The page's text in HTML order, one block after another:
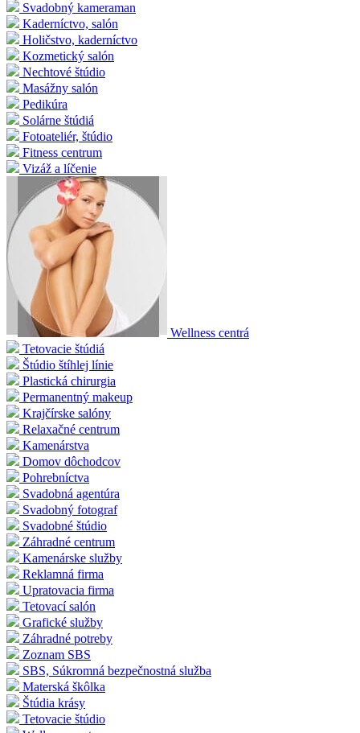
Svadobný kameraman
Kaderníctvo, salón
Holičstvo, kaderníctvo
Kozmetický salón
Nechtové štúdio
Masážny salón
Pedikúra
Solárne štúdiá
Fotoateliér, štúdio
Fitness centrum
Vizáž a líčenie
Wellness centrá
Tetovacie štúdiá
Štúdio štíhlej línie
Plastická chirurgia
Permanentný makeup
Krajčírske salóny
Relaxačné centrum
Kamenárstva
Domov dôchodcov
Pohrebníctva
Svadobná agentúra
Svadobný fotograf
Svadobné štúdio
Záhradné centrum
Kamenárske služby
Reklamná firma
Upratovacia firma
Tetovací salón
Grafické služby
Záhradné potreby
Zoznam SBS
SBS, Súkromná bezpečnostná služba
Materská škôlka
Štúdia krásy
Tetovacie štúdio